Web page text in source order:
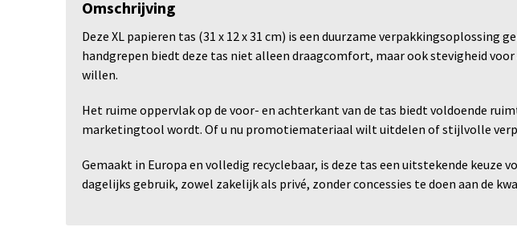
Omschrijving
Deze XL papieren tas (31 x 12 x 31 cm) is een duurzame
handgrepen biedt deze tas niet alleen draagcomfort, maar ook stevigheid
willen.
Het ruime oppervlak op de voor- en achterkant van de tas biedt voldoende
marketingtool wordt. Of u nu promotiemateriaal wilt uitdelen of stijlvolle
Gemaakt in Europa en volledig recyclebaar, is deze tas een uitstekende keuze
dagelijks gebruik, zowel zakelijk als privé, zonder concessies te doen aan de